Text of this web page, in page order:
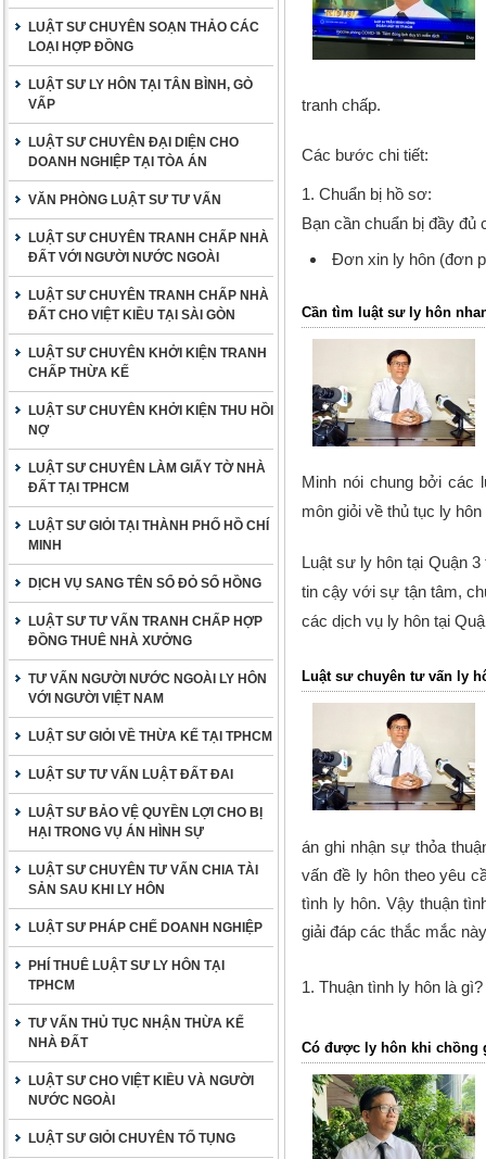
LUẬT SƯ CHUYÊN SOẠN THẢO CÁC
LOẠI HỢP ĐỒNG
LUẬT SƯ LY HÔN TẠI TÂN BÌNH, GÒ
VẤP
LUẬT SƯ CHUYÊN ĐẠI DIỆN CHO
DOANH NGHIỆP TẠI TÒA ÁN
VĂN PHÒNG LUẬT SƯ TƯ VẤN
LUẬT SƯ CHUYÊN TRANH CHẤP NHÀ
ĐẤT VỚI NGƯỜI NƯỚC NGOÀI
LUẬT SƯ CHUYÊN TRANH CHẤP NHÀ
ĐẤT CHO VIỆT KIỀU TẠI SÀI GÒN
LUẬT SƯ CHUYÊN KHỞI KIỆN TRANH
CHẤP THỪA KẾ
LUẬT SƯ CHUYÊN KHỞI KIỆN THU HỒI
NỢ
LUẬT SƯ CHUYÊN LÀM GIẤY TỜ NHÀ
ĐẤT TẠI TPHCM
LUẬT SƯ GIỎI TẠI THÀNH PHỐ HỒ CHÍ
MINH
DỊCH VỤ SANG TÊN SỔ ĐỎ SỔ HỒNG
LUẬT SƯ TƯ VẤN TRANH CHẤP HỢP
ĐỒNG THUÊ NHÀ XƯỞNG
TƯ VẤN NGƯỜI NƯỚC NGOÀI LY HÔN
VỚI NGƯỜI VIỆT NAM
LUẬT SƯ GIỎI VỀ THỪA KẾ TẠI TPHCM
LUẬT SƯ TƯ VẤN LUẬT ĐẤT ĐAI
LUẬT SƯ BẢO VỆ QUYỀN LỢI CHO BỊ
HẠI TRONG VỤ ÁN HÌNH SỰ
LUẬT SƯ CHUYÊN TƯ VẤN CHIA TÀI
SẢN SAU KHI LY HÔN
LUẬT SƯ PHÁP CHẾ DOANH NGHIỆP
PHÍ THUÊ LUẬT SƯ LY HÔN TẠI
TPHCM
TƯ VẤN THỦ TỤC NHẬN THỪA KẾ
NHÀ ĐẤT
LUẬT SƯ CHO VIỆT KIỀU VÀ NGƯỜI
NƯỚC NGOÀI
LUẬT SƯ GIỎI CHUYÊN TỐ TỤNG
tranh chấp.
Các bước chi tiết:
1. Chuẩn bị hồ sơ:
Bạn cần chuẩn bị đầy đủ
Đơn xin ly hôn (đơn
Cần tìm luật sư ly hôn
Minh nói chung bởi các
môn giỏi về thủ tục ly hôn
Luật sư ly hôn tại Quận 3
tin cậy với sự tận tâm,
các dịch vụ ly hôn tại
Luật sư chuyên tư vấn ly
án ghi nhận sự thỏa
vấn đề ly hôn theo yêu
tình ly hôn. Vậy thuận
giải đáp các thắc mắc
1. Thuận tình ly hôn là gì?
Có được ly hôn khi chồng